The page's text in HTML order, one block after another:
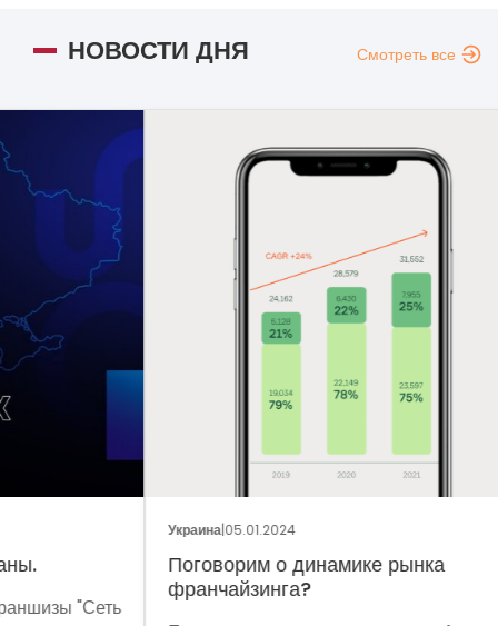
НОВОСТИ ДНЯ Смотреть все
05.01.2024
Поговорим о динамике рынка
франчайзинга?